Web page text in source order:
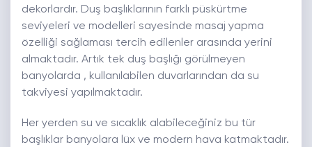
dekorlardır. Duş başlıklarının farklı püskürtme
seviyeleri ve modelleri sayesinde masaj yapma
özelliği sağlaması tercih edilenler arasında yerini
almaktadır. Artık tek duş başlığı görülmeyen
banyolarda , kullanılabilen duvarlarından da su
takviyesi yapılmaktadır.
Her yerden su ve sıcaklık alabileceğiniz bu tür
başlıklar banyolara lüx ve modern hava katmaktadır.